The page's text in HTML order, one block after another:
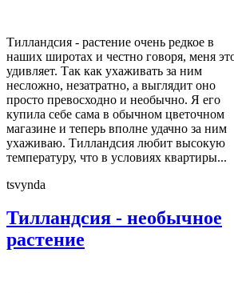
Тилландсия - растение очень редкое в
наших широтах и честно говоря, меня
удивляет. Так как ухаживать за ним
несложно, незатратно, а выглядит оно
просто превосходно и необычно. Я его
купила себе сама в обычном цветочном
магазине и теперь вполне удачно за ним
ухаживаю. Тилландсия любит высокую
температуру, что в условиях квартиры...
tsvynda
Тилландсия - необычное
растение